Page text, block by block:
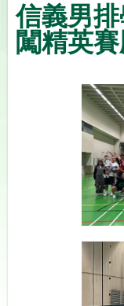
信義男
闖精英賽